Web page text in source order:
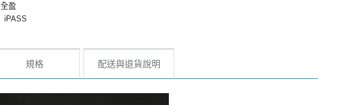
全盈
iPASS
規格 配送與退貨說明